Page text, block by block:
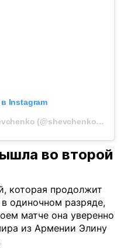
Instagram
Публикация от Aleksandr Shevchenko (@shevchenkoo_17)
во второй
которая продолжит
одиночном разряде,
матче она уверенно
из Армении Элину